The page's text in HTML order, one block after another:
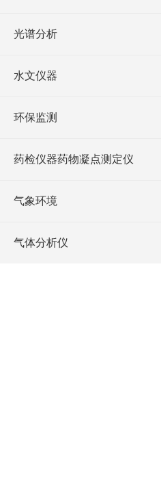
光谱分析
水文仪器
环保监测
药检仪器药物凝点测定仪
气象环境
气体分析仪